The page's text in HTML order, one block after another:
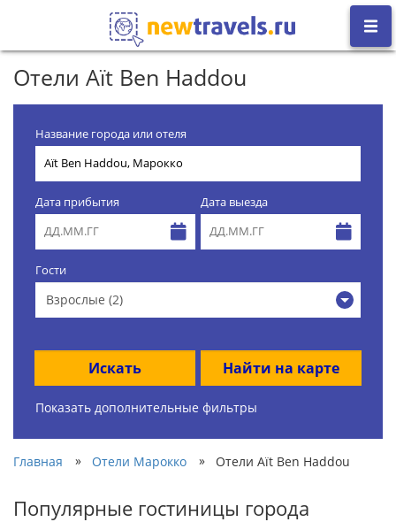
Отели Aït Ben Haddou
Название города или отеля
Дата прибытия Дата выезда
Гости
Взрослые (2)
Искать Найти на карте
Показать дополнительные фильтры
Главная » Отели Марокко » Отели Aït Ben Haddou
Популярные гостиницы города